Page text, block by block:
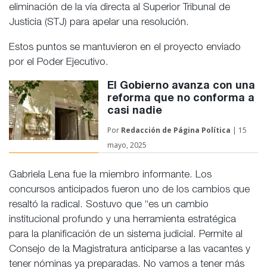
eliminación de la vía directa al Superior Tribunal de
Justicia (STJ) para apelar una resolución.
Estos puntos se mantuvieron en el proyecto enviado
por el Poder Ejecutivo.
El Gobierno avanza con una
reforma que no conforma a
casi nadie
Por Redacción de Página Política | 15
mayo, 2025
Gabriela Lena fue la miembro informante. Los
concursos anticipados fueron uno de los cambios que
resaltó la radical. Sostuvo que “es un cambio
institucional profundo y una herramienta estratégica
para la planificación de un sistema judicial. Permite al
Consejo de la Magistratura anticiparse a las vacantes y
tener nóminas ya preparadas. No vamos a tener más